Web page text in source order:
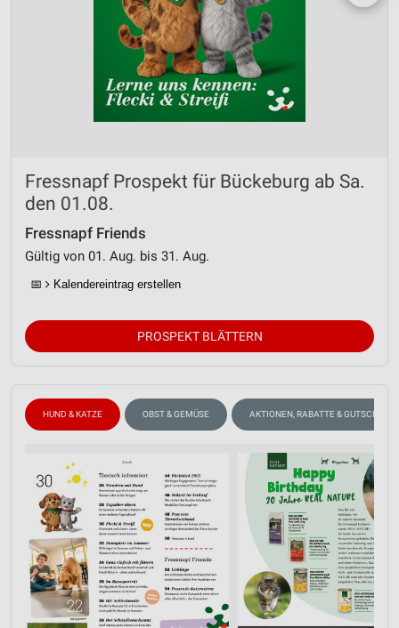
Fressnapf Prospekt für Bückeburg ab Sa.
den 01.08.
Fressnapf Friends
Gültig von 01. Aug. bis 31. Aug.
📅 Kalendereintrag erstellen
PROSPEKT BLÄTTERN
HUND & KATZE OBST & GEMÜSE AKTIONEN, RABATTE & GUTSCHEINE